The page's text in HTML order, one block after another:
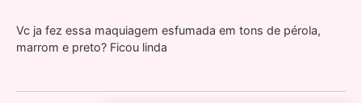
Vc ja fez essa maquiagem esfumada em tons de pérola,
marrom e preto? Ficou linda